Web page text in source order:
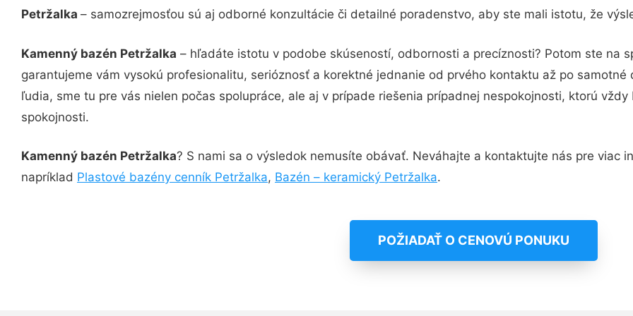
Petržalka – samozrejmosťou sú aj odborné konzultácie či detailné poradenstvo, aby ste mali istotu, že
Kamenný bazén Petržalka – hľadáte istotu v podobe skúseností, odbornosti a precíznosti? Potom ste na
garantujeme vám vysokú profesionalitu, serióznosť a korektné jednanie od prvého kontaktu až po
ľudia, sme tu pre vás nielen počas spolupráce, ale aj v prípade riešenia prípadnej nespokojnosti, ktorú
spokojnosti.
Kamenný bazén Petržalka? S nami sa o výsledok nemusíte obávať. Neváhajte a kontaktujte nás pre viac
napríklad Plastové bazény cenník Petržalka, Bazén – keramický Petržalka.
POŽIADAŤ O CENOVÚ PONUKU